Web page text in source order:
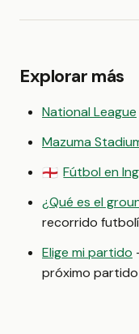
Explorar más
National League
Mazuma
🏴󠁧󠁢󠁥󠁮󠁧󠁿 Fútbol en
¿Qué es el
recorrido
Elige mi partido
próximo partido